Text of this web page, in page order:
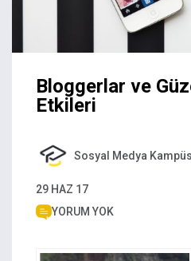
Bloggerlar ve
Etkileri
Sosyal Medya
29 HAZ 17
YORUM YOK